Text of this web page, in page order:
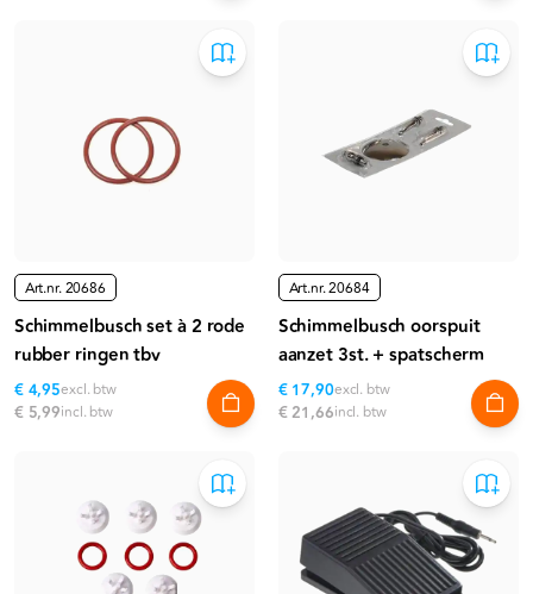
Art.nr.20686
Schimmelbusch set à 2 rode
rubber ringen tbv
€ 4,95excl. btw
€ 5,99incl. btw
Art.nr.20684
Schimmelbusch oorspuit
aanzet 3st. + spatscherm
€ 17,90excl. btw
€ 21,66incl. btw